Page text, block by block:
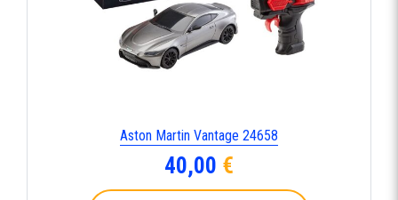
Aston Martin Vantage 24658
40,00 €